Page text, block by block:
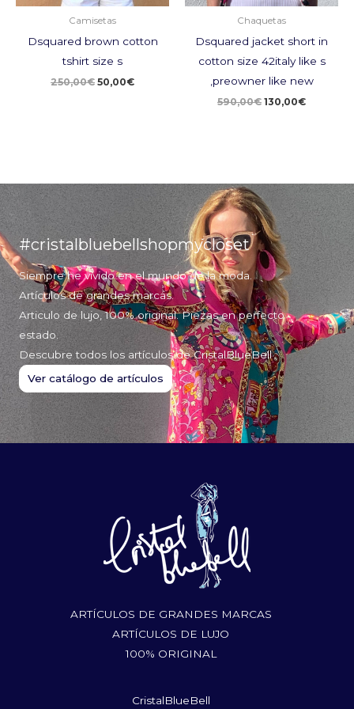
Camisetas
Dsquared brown cotton
tshirt size s
250,00€ 50,00€
Chaquetas
Dsquared jacket short in
cotton size 42italy like s
,preowner like new
590,00€ 130,00€
#cristalbluebellshopmycloset
Siempre he vivido en el mundo de la moda.
Artículos de grandes marcas.
Articulo de lujo, 100% original. Piezas en perfecto
estado.
Descubre todos los artículos de CristalBlueBell
Ver catálogo de artículos
ARTÍCULOS DE GRANDES MARCAS
ARTÍCULOS DE LUJO
100% ORIGINAL
CristalBlueBell